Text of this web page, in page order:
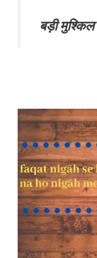
बड़ी मुश्किल